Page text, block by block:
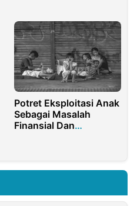
Potret Eksploitasi Anak
Sebagai Masalah
Finansial Dan